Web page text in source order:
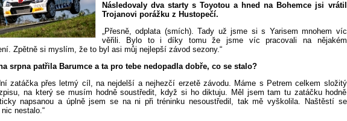
Následovaly dva starty s Toyotou a hned na Bohemce jsi vrátil
Trojanovi porážku z Hustopečí.
„Přesně, odplata (smích). Tady už jsme si s Yarisem mnohem víc
věřili. Bylo to i díky tomu že jsme víc pracovali na nějakém
Zpětně si myslím, že to byl asi můj nejlepší závod sezony.“
srpna patřila Barumce a ta pro tebe nedopadla dobře, co se stalo?
zatáčka přes letmý cíl, na nejdelší a nejhezčí erzetě závodu. Máme s Petrem celkem složitý
na který se musím hodně soustředit, když si ho diktuju. Měl jsem tam tu zatáčku hodně
napsanou a úplně jsem se na ni při tréninku nesoustředil, tak mě vyškolila. Naštěstí se
nestalo.“